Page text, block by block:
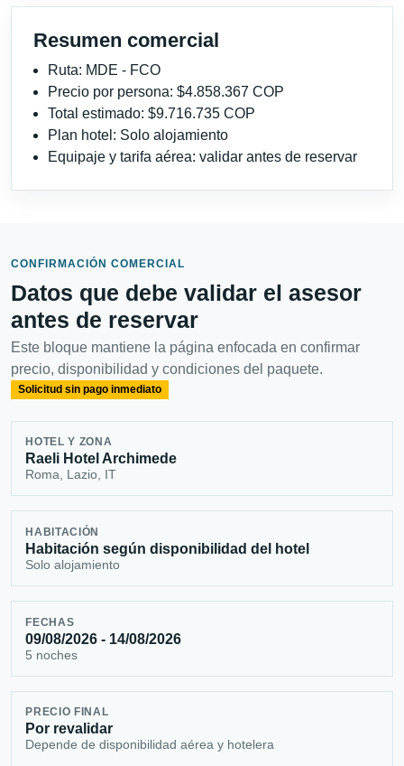
Resumen comercial
Ruta: MDE - FCO
Precio por persona: $4.858.367 COP
Total estimado: $9.716.735 COP
Plan hotel: Solo alojamiento
Equipaje y tarifa aérea: validar antes de reservar
CONFIRMACIÓN COMERCIAL
Datos que debe validar el asesor
antes de reservar
Este bloque mantiene la página enfocada en confirmar
precio, disponibilidad y condiciones del paquete.
Solicitud sin pago inmediato
HOTEL Y ZONA
Raeli Hotel Archimede
Roma, Lazio, IT
HABITACIÓN
Habitación según disponibilidad del hotel
Solo alojamiento
FECHAS
09/08/2026 - 14/08/2026
5 noches
PRECIO FINAL
Por revalidar
Depende de disponibilidad aérea y hotelera